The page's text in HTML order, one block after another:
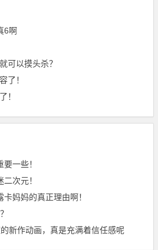
6啊
可以摸头杀？
了！
！
一些！
次元！
妈妈的真正理由啊！
新作动画，真是充满着信任感呢